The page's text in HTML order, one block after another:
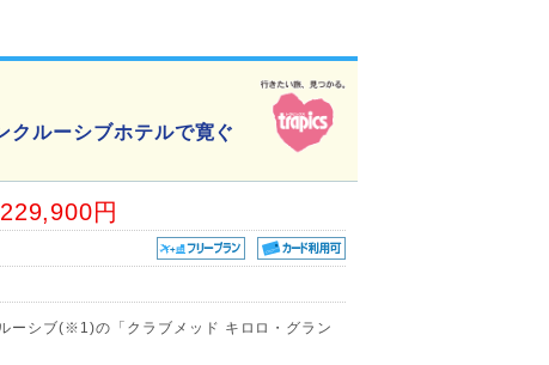
ルーシブホテルで寛ぐ
円
ーシブ(※1)の「クラブメッド キロロ・グラン